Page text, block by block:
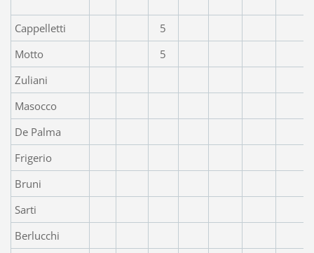
Cappelletti
5
Motto
5
Zuliani
Masocco
De Palma
Frigerio
Bruni
Sarti
Berlucchi